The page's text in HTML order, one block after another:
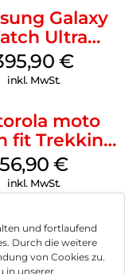
und fortlaufend
Durch die weitere
von Cookies zu.
in unserer
Galaxy
Ultra
Gray
€
inkl. MwSt.
moto
fit Trekking
Green
56,90€
inkl. MwSt.